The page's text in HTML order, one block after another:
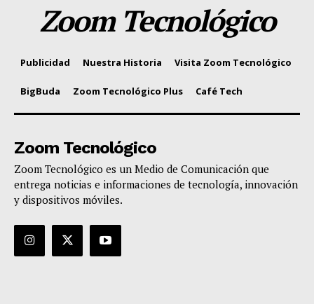
Zoom Tecnológico
Publicidad Nuestra Historia Visita Zoom Tecnológico
BigBuda Zoom Tecnológico Plus Café Tech
Zoom Tecnológico
Zoom Tecnológico es un Medio de Comunicación que
entrega noticias e informaciones de tecnología, innovación
y dispositivos móviles.